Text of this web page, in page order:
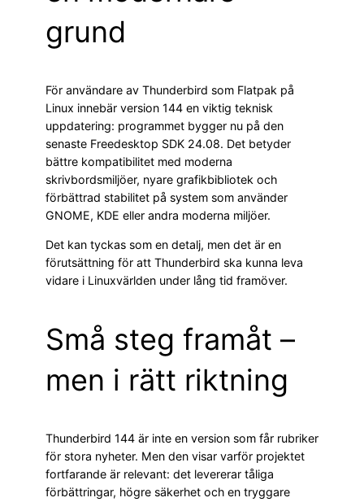
grund
För användare av Thunderbird som Flatpak på
Linux innebär version 144 en viktig teknisk
uppdatering: programmet bygger nu på den
senaste Freedesktop SDK 24.08. Det betyder
bättre kompatibilitet med moderna
skrivbordsmiljöer, nyare grafikbibliotek och
förbättrad stabilitet på system som använder
GNOME, KDE eller andra moderna miljöer.
Det kan tyckas som en detalj, men det är en
förutsättning för att Thunderbird ska kunna leva
vidare i Linuxvärlden under lång tid framöver.
Små steg framåt –
men i rätt riktning
Thunderbird 144 är inte en version som får rubriker
för stora nyheter. Men den visar varför projektet
fortfarande är relevant: det levererar tåliga
förbättringar, högre säkerhet och en tryggare